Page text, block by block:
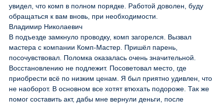
увидел, что комп в полном порядке. Работой доволен, буду
обращаться к вам вновь, при необходимости.
Владимир Николаевич
В подъезде замкнуло проводку, комп загорелся. Вызвал
мастера с компании Комп-Мастер. Пришёл парень,
посочувствовал. Поломка оказалась очень значительной.
Восстановлению не подлежит. Посоветовал место, где
приобрести всё по низким ценам. Я был приятно удивлен, что
не наоборот. В основном все хотят втюхать подороже. Так же
помог составить акт, дабы мне вернули деньги, после